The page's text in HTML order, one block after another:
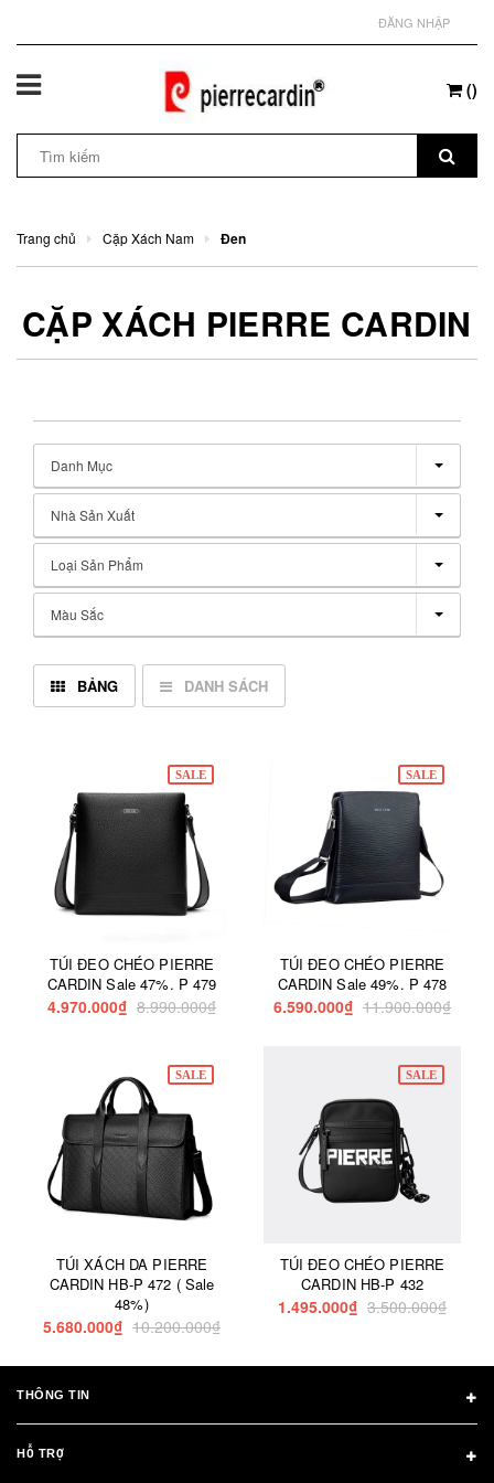
ĐĂNG NHẬP
()
Trang chủ Cặp Xách Nam Đen
CẶP XÁCH PIERRE CARDIN
Danh Mục
Nhà Sản Xuất
Loại Sản Phẩm
Màu Sắc
BẢNG DANH SÁCH
SALE
TÚI ĐEO CHÉO PIERRE
CARDIN Sale 47%. P 479
4.970.000₫ 8.990.000₫
SALE
TÚI ĐEO CHÉO PIERRE
CARDIN Sale 49%. P 478
6.590.000₫ 11.900.000₫
SALE
TÚI XÁCH DA PIERRE
CARDIN HB-P 472 ( Sale
48%)
5.680.000₫ 10.200.000₫
SALE
TÚI ĐEO CHÉO PIERRE
CARDIN HB-P 432
1.495.000₫ 3.500.000₫
THÔNG TIN
HỖ TRỢ